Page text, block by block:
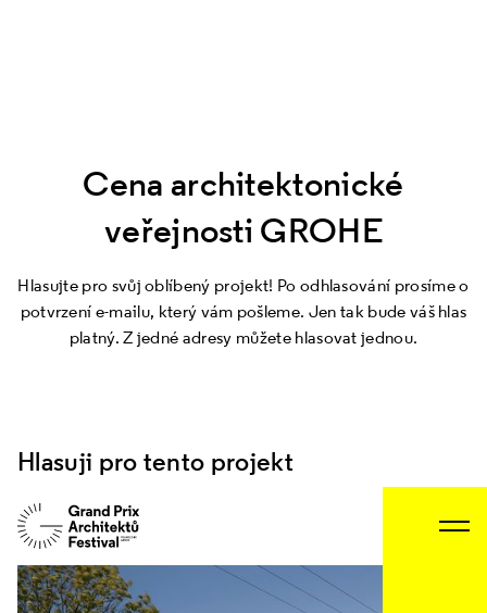
Cena architektonické
veřejnosti GROHE
Hlasujte pro svůj oblíbený projekt! Po odhlasování prosíme o
potvrzení e-mailu, který vám pošleme. Jen tak bude váš hlas
platný. Z jedné adresy můžete hlasovat jednou.
Hlasuji pro tento projekt